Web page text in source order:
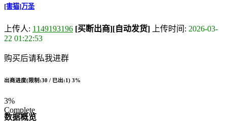
[害猫]万圣
上传人: 1149193196 [买断出商][自动发货] 上传时间: 2026-03-
22 01:22:53
购买后请私我进群
出商进度(限制:30 / 已出:1) 3%
3%
Complete
数据概览